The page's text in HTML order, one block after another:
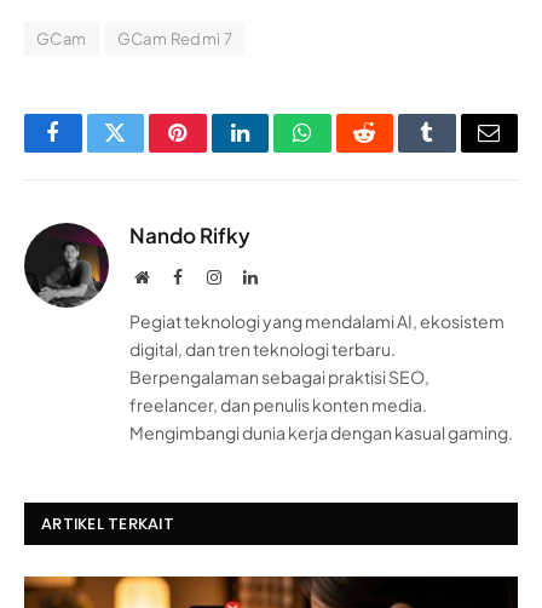
GCam GCam Redmi 7
FacebookTwitterPinterestLinkedInWhatsAppRedditTumblrEmail
Nando Rifky
WebsiteFacebookInstagramLinkedIn
Pegiat teknologi yang mendalami AI, ekosistem
digital, dan tren teknologi terbaru.
Berpengalaman sebagai praktisi SEO,
freelancer, dan penulis konten media.
Mengimbangi dunia kerja dengan kasual gaming.
ARTIKEL TERKAIT